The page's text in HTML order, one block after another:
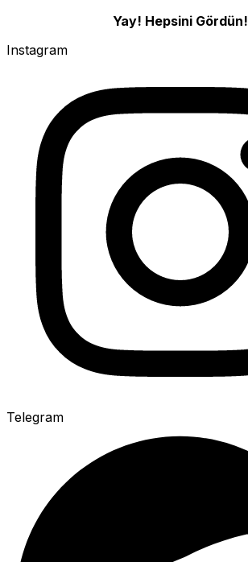
Yay! Hepsini Gördün!
Instagram
Telegram